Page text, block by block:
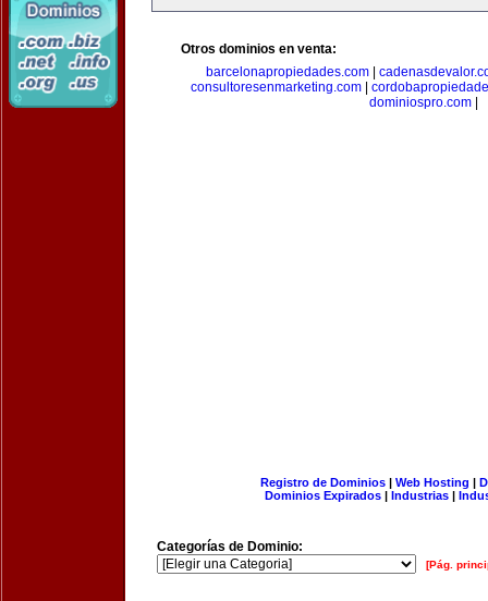
Otros dominios en venta:
barcelonapropiedades.com|
consultoresenmarketing.com
dominiospro.com
Registro de Dominios| Web Hosting |
Dominios Expirados | Industrias |
Categorías de Dominio:
[Pág.